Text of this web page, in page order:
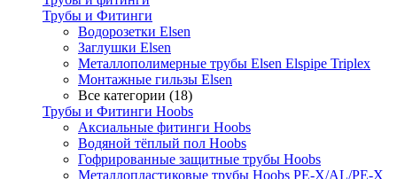
Трубы и Фитинги
Водорозетки Elsen
Заглушки Elsen
Металлополимерные трубы Elsen Elspipe Triplex
Монтажные гильзы Elsen
Все категории (18)
Трубы и Фитинги Hoobs
Аксиальные фитинги Hoobs
Водяной тёплый пол Hoobs
Гофрированные защитные трубы Hoobs
Металлопластиковые трубы Hoobs PE-X/AL/PE-X